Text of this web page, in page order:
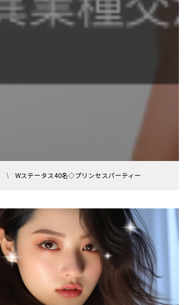
Wステータス40名◇プリンセスパーティー